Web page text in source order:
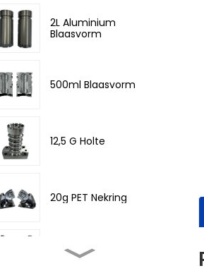
2L Aluminium
Blaasvorm
500ml Blaasvorm
12,5 G Holte
20g PET Nekring
500ML Blaasvorm